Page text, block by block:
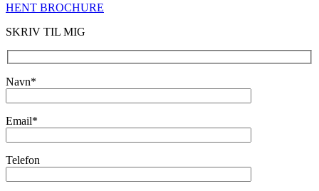
HENT BROCHURE
SKRIV TIL MIG
Navn*
Email*
Telefon